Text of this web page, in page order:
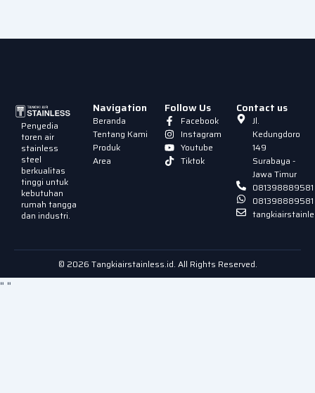
Penyedia
toren air
stainless
steel
berkualitas
tinggi untuk
kebutuhan
rumah tangga
dan industri.
Navigation
Beranda
Tentang Kami
Produk
Area
Follow Us
Facebook
Instagram
Youtube
Tiktok
Contact us
Jl.
Kedungdoro
149
Surabaya -
Jawa Timur
081398889581
081398889581
© 2026 Tangkiairstainless.id. All Rights Reserved.
" "